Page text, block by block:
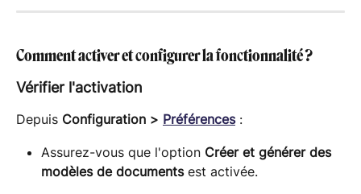
Comment activer et configurer la fonctionnalité ?
Vérifier l'activation
Depuis Configuration > Préférences :
Assurez-vous que l'option Créer et générer des
modèles de documents est activée.